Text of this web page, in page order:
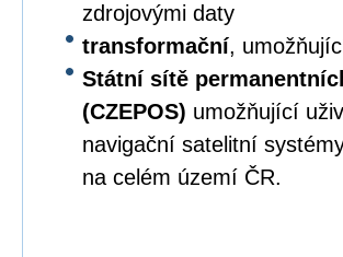
zdrojovými daty
transformační,
Státní sítě
(CZEPOS) umožňující
navigační satelitní
na celém území ČR.